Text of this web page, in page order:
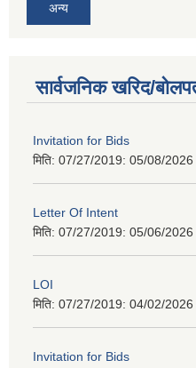
अन्य
सार्वजनिक खरिद/
Invitation for Bids
मिति: 07/27/2019: 05/08/2026
Letter Of Intent
मिति: 07/27/2019: 05/06/2026
LOI
मिति: 07/27/2019: 04/02/2026
Invitation for Bids